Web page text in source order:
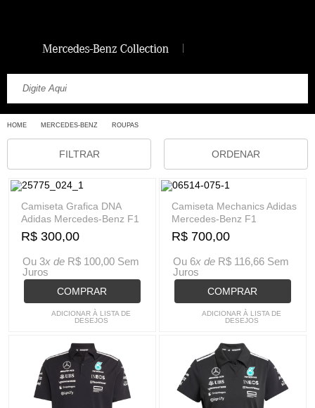
HOME MERCEDES-BENZ ROUPAS
ORDENAR
FILTRAR
Camiseta Grafica DNA
Adidas Mercedes-Benz F1
R$ 300,00
Ou 3x de R$ 100,00 Sem
Juros
COMPRAR
ADICIONAR À LISTA DE
DESEJOS
Camiseta Mechanics Adidas
Mercedes-Benz F1
R$ 700,00
Ou 6x de R$ 116,66 Sem
Juros
COMPRAR
ADICIONAR À LISTA DE
DESEJOS